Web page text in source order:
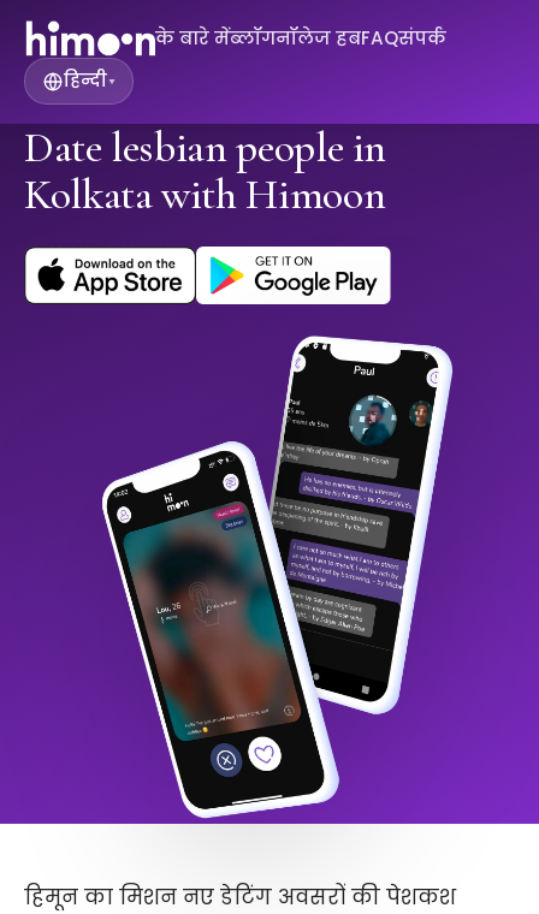
के बारे मेंब्लॉगनॉलेज हबFAQसंपर्क
हिन्दी▾
Date lesbian people in
Kolkata with Himoon
हिमून का मिशन नए डेटिंग अवसरों की पेशकश